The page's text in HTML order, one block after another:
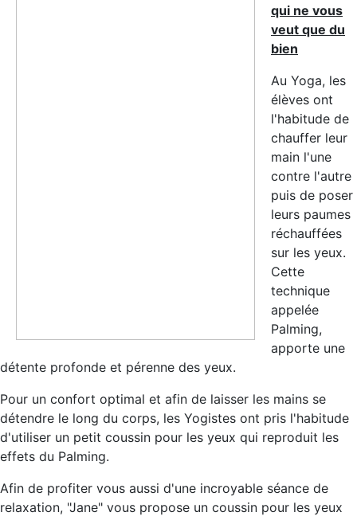
qui ne vous
veut que du
bien
Au Yoga, les
élèves ont
l'habitude de
chauffer leur
main l'une
contre l'autre
puis de poser
leurs paumes
réchauffées
sur les yeux.
Cette
technique
appelée
Palming,
apporte une
détente profonde et pérenne des yeux.
Pour un confort optimal et afin de laisser les mains se
détendre le long du corps, les Yogistes ont pris l'habitude
d'utiliser un petit coussin pour les yeux qui reproduit les
effets du Palming.
Afin de profiter vous aussi d'une incroyable séance de
relaxation, "Jane" vous propose un coussin pour les yeux